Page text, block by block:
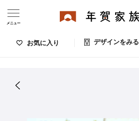
お気に入り デザインをみる
メニュー
デザインをみる